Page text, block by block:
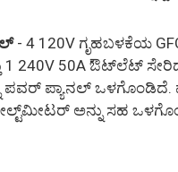
- 4 120V ಗೃಹಬಳಕೆಯ
50A ಔಟ್‌ಲೆಟ್
ಪವರ್ ಪ್ಯಾನಲ್
ಅನ್ನು ಸಹ